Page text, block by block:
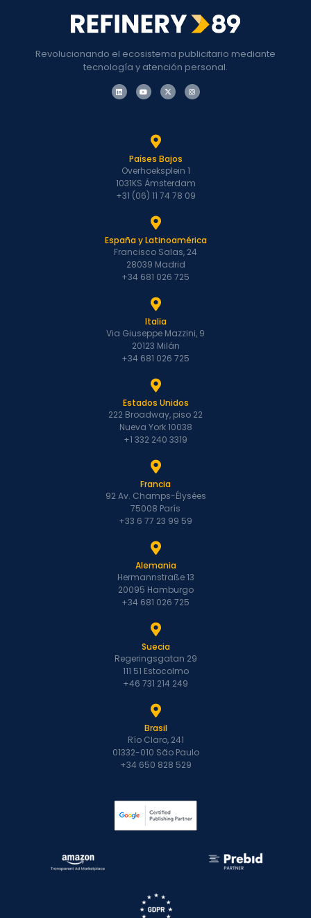
Revolucionando el ecosistema publicitario mediante
tecnología y atención personal.
Países Bajos
Overhoeksplein 1
1031KS Ámsterdam
+31 (06) 11 74 78 09
España y Latinoamérica
Francisco Salas, 24
28039 Madrid
+34 681 026 725
Italia
Via Giuseppe Mazzini, 9
20123 Milán
+34 681 026 725
Estados Unidos
222 Broadway, piso 22
Nueva York 10038
+1 332 240 3319
Francia
92 Av. Champs-Élysées
75008 París
+33 6 77 23 99 59
Alemania
Hermannstraße 13
20095 Hamburgo
+34 681 026 725
Suecia
Regeringsgatan 29
111 51 Estocolmo
+46 731 214 249
Brasil
Río Claro, 241
01332-010 São Paulo
+34 650 828 529